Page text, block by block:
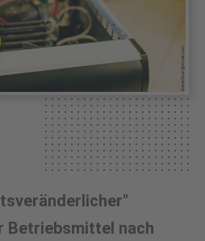
Betriebsmittel nach